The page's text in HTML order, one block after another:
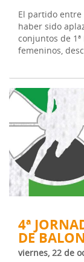
El partido entre
haber sido
conjuntos de
femeninos,
4ª
DE
viernes, 22 de